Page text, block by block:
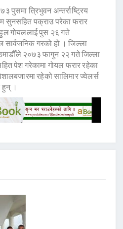
पुसमा त्रिभुवन अन्तर्राष्ट्रिय
सुनसहित पक्राउ परेका फरार
गोयललाई पुस २६ गते
सार्वजनिक गरको हो । जिल्ला
२०७३ फागुन २२ गते जिल्ला
पेश गरेकामा गोयल फरार रहेका
रहेको सालिमार ज्वेलर्स
।